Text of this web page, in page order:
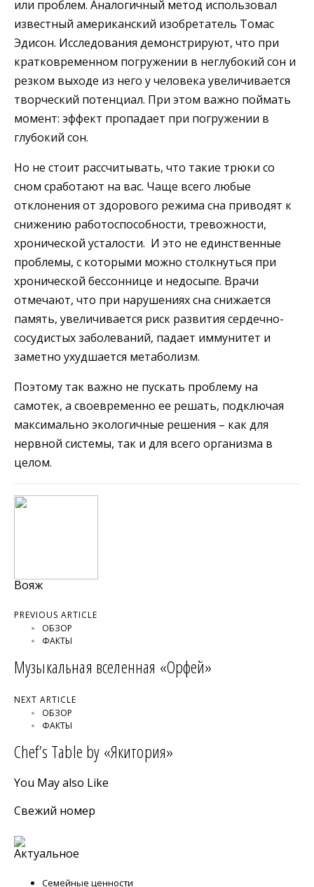
или проблем. Аналогичный метод использовал
известный американский изобретатель Томас
Эдисон. Исследования демонстрируют, что при
кратковременном погружении в неглубокий сон и
резком выходе из него у человека увеличивается
творческий потенциал. При этом важно поймать
момент: эффект пропадает при погружении в
глубокий сон.
Но не стоит рассчитывать, что такие трюки со
сном сработают на вас. Чаще всего любые
отклонения от здорового режима сна приводят к
снижению работоспособности, тревожности,
хронической усталости. И это не единственные
проблемы, с которыми можно столкнуться при
хронической бессоннице и недосыпе. Врачи
отмечают, что при нарушениях сна снижается
память, увеличивается риск развития сердечно-
сосудистых заболеваний, падает иммунитет и
заметно ухудшается метаболизм.
Поэтому так важно не пускать проблему на
самотек, а своевременно ее решать, подключая
максимально экологичные решения – как для
нервной системы, так и для всего организма в
целом.
Вояж
PREVIOUS ARTICLE
ОБЗОР
ФАКТЫ
Музыкальная вселенная «Орфей»
NEXT ARTICLE
ОБЗОР
ФАКТЫ
Сhef’s Table by «Якитория»
You May also Like
Свежий номер
Актуальное
Семейные ценности